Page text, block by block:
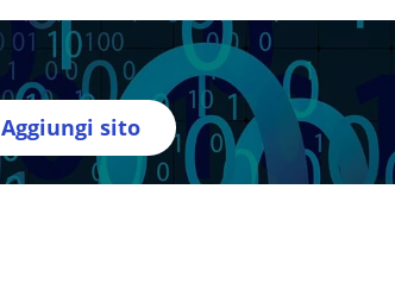
Aggiungi sito